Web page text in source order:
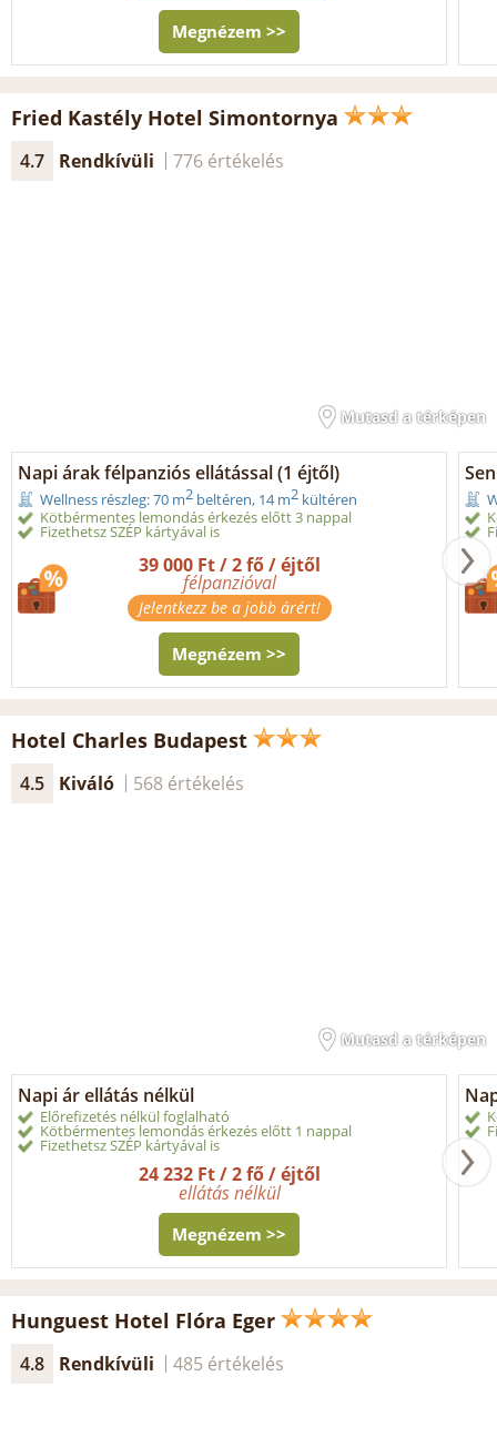
Megnézem >>
Fried Kastély Hotel Simontornya
4.7 Rendkívüli 776 értékelés
Mutasd a térképen
Napi árak félpanziós ellátással (1 éjtől)
Wellness részleg: 70 m2 beltéren, 14 m2 kültéren
Kötbérmentes lemondás érkezés előtt 3 nappal
Fizethetsz SZÉP kártyával is
39 000 Ft / 2 fő / éjtől
félpanzióval
Jelentkezz be a jobb árért!
Megnézem >>
Hotel Charles Budapest
4.5 Kiváló 568 értékelés
Mutasd a térképen
Napi ár ellátás nélkül
Előrefizetés nélkül foglalható
Kötbérmentes lemondás érkezés előtt 1 nappal
Fizethetsz SZÉP kártyával is
24 232 Ft / 2 fő / éjtől
ellátás nélkül
Megnézem >>
Hunguest Hotel Flóra Eger
4.8 Rendkívüli 485 értékelés